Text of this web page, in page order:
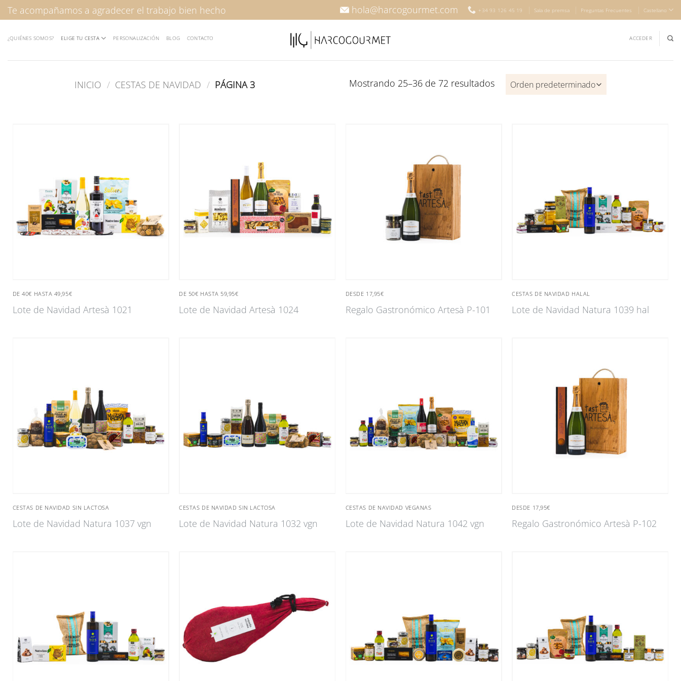
Saltar
al
Te acompañamos a agradecer el trabajo bien hecho hola@harcogourmet.com +34 93 126 45 19 Sala de premsa Preguntas Frecuentes Castellano
¿QUIÉNES SOMOS? ELIGE TU CESTA PERSONALIZACIÓN BLOG CONTACTO ACCEDER
INICIO / CESTAS DE NAVIDAD / PÁGINA 3 Mostrando 25–36 de 72 resultados
DE 40€ HASTA 49,95€
Lote de Navidad Artesà 1021
DE 50€ HASTA 59,95€
Lote de Navidad Artesà 1024
DESDE 17,95€
Regalo Gastronómico Artesà P-101
CESTAS DE NAVIDAD HALAL
Lote de Navidad Natura 1039 hal
CESTAS DE NAVIDAD SIN LACTOSA
Lote de Navidad Natura 1037 vgn
CESTAS DE NAVIDAD SIN LACTOSA
Lote de Navidad Natura 1032 vgn
CESTAS DE NAVIDAD VEGANAS
Lote de Navidad Natura 1042 vgn
DESDE 17,95€
Regalo Gastronómico Artesà P-102